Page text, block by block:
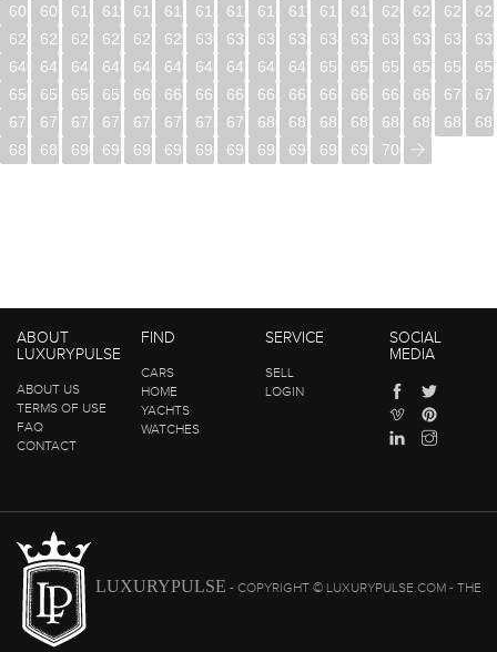
608
609 610 611 612 613 614 615 616 617 618 619 620 621 622
624
625 626 627 628 629 630 631 632 633 634 635 636 637 638
640
641 642 643 644 645 646 647 648 649 650 651 652 653 654
656
657 658 659 660 661 662 663 664 665 666 667 668 669 670
672
673 674 675 676 677 678 679 680 681 682 683 684 685 686
688
689 690 691 692 693 694 695 696 697 698 699 700
ABOUT
LUXURYPULSE
ABOUT US
TERMS OF USE
FAQ
CONTACT
FIND
CARS
HOME
YACHTS
WATCHES
SERVICE
SELL
LOGIN
SOCIAL
MEDIA
LUXURYPULSE - COPYRIGHT © LUXURYPULSE.COM - THE